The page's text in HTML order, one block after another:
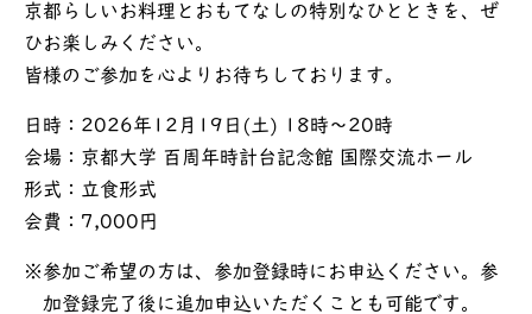
京都らしいお料理とおもてなしの特別なひとときを、ぜ
ひお楽しみください。
皆様のご参加を心よりお待ちしております。
日時：2026年12月19日(土) 18時～20時
会場：京都大学 百周年時計台記念館 国際交流ホール
形式：立食形式
会費：7,000円
参加ご希望の方は、参加登録時にお申込ください。参
加登録完了後に追加申込いただくことも可能です。